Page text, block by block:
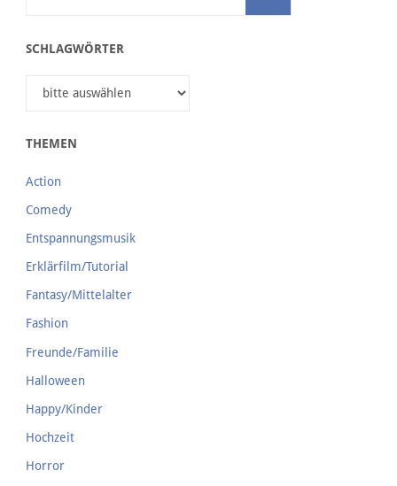
SCHLAGWÖRTER
THEMEN
Action
Comedy
Entspannungsmusik
Erklärfilm/Tutorial
Fantasy/Mittelalter
Fashion
Freunde/Familie
Halloween
Happy/Kinder
Hochzeit
Horror